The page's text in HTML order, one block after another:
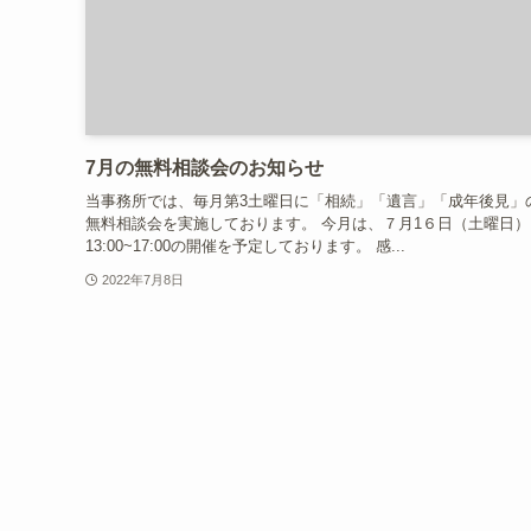
7月の無料相談会のお知らせ
当事務所では、毎月第3土曜日に「相続」「遺言」「成年後見」
無料相談会を実施しております。 今月は、７月1６日（土曜日）
13:00~17:00の開催を予定しております。 感...
2022年7月8日